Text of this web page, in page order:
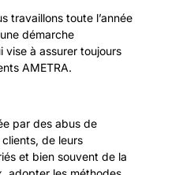
travaillons toute l’année
démarche
vise à assurer toujours
AMETRA.
par des abus de
de leurs
et bien souvent de la